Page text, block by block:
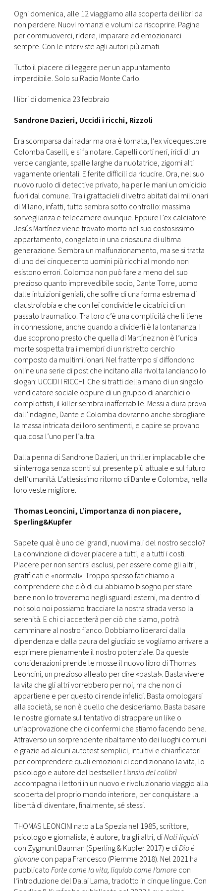
Ogni domenica, alle 12 viaggiamo alla scoperta dei libri da
non perdere. Nuovi romanzi e volumi da riscoprire. Pagine
per commuoverci, ridere, imparare ed emozionarci
sempre. Con le interviste agli autori più amati.
Tutto il piacere di leggere per un appuntamento
imperdibile. Solo su Radio Monte Carlo.
I libri di domenica 23 febbraio
Sandrone Dazieri, Uccidi i ricchi, Rizzoli
Era scomparsa dai radar ma ora è tornata, l’ex vicequestore
Colomba Caselli, e si fa notare. Capelli corti neri, iridi di un
verde cangiante, spalle larghe da nuotatrice, zigomi alti
vagamente orientali. E ferite difficili da ricucire. Ora, nel suo
nuovo ruolo di detective privato, ha per le mani un omicidio
fuori dal comune. Tra i grattacieli di vetro abitati dai milionari
di Milano, infatti, tutto sembra sotto controllo: massima
sorveglianza e telecamere ovunque. Eppure l’ex calciatore
Jesús Martínez viene trovato morto nel suo costosissimo
appartamento, congelato in una criosauna di ultima
generazione. Sembra un malfunzionamento, ma se si tratta
di uno dei cinquecento uomini più ricchi al mondo non
esistono errori. Colomba non può fare a meno del suo
prezioso quanto imprevedibile socio, Dante Torre, uomo
dalle intuizioni geniali, che soffre di una forma estrema di
claustrofobia e che con lei condivide le cicatrici di un
passato traumatico. Tra loro c’è una complicità che li tiene
in connessione, anche quando a dividerli è la lontananza. I
due scoprono presto che quella di Martínez non è l’unica
morte sospetta tra i membri di un ristretto cerchio
composto da multimilionari. Nel frattempo si diffondono
online una serie di post che incitano alla rivolta lanciando lo
slogan: UCCIDI I RICCHI. Che si tratti della mano di un singolo
vendicatore sociale oppure di un gruppo di anarchici o
complottisti, il killer sembra inafferrabile. Messi a dura prova
dall’indagine, Dante e Colomba dovranno anche sbrogliare
la massa intricata dei loro sentimenti, e capire se provano
qualcosa l’uno per l’altra.
Dalla penna di Sandrone Dazieri, un thriller implacabile che
si interroga senza sconti sul presente più attuale e sul futuro
dell’umanità. L’attesissimo ritorno di Dante e Colomba, nella
loro veste migliore.
Thomas Leoncini, L’importanza di non piacere,
Sperling&Kupfer
Sapete qual è uno dei grandi, nuovi mali del nostro secolo?
La convinzione di dover piacere a tutti, e a tutti i costi.
Piacere per non sentirsi esclusi, per essere come gli altri,
gratificati e «normali». Troppo spesso fatichiamo a
comprendere che ciò di cui abbiamo bisogno per stare
bene non lo troveremo negli sguardi esterni, ma dentro di
noi: solo noi possiamo tracciare la nostra strada verso la
serenità. E chi ci accetterà per ciò che siamo, potrà
camminare al nostro fianco. Dobbiamo liberarci dalla
dipendenza e dalla paura del giudizio se vogliamo arrivare a
esprimere pienamente il nostro potenziale. Da queste
considerazioni prende le mosse il nuovo libro di Thomas
Leoncini, un prezioso alleato per dire «basta!». Basta vivere
la vita che gli altri vorrebbero per noi, ma che non ci
appartiene e per questo ci rende infelici. Basta omologarsi
alla società, se non è quello che desideriamo. Basta basare
le nostre giornate sul tentativo di strappare un like o
un’approvazione che ci confermi che stiamo facendo bene.
Attraverso un sorprendente ribaltamento dei luoghi comuni
e grazie ad alcuni autotest semplici, intuitivi e chiarificatori
per comprendere quali emozioni ci condizionano la vita, lo
psicologo e autore del bestsellerL’ansia del colibrì
accompagna i lettori in un nuovo e rivoluzionario viaggio alla
scoperta del proprio mondo interiore, per conquistare la
libertà di diventare, finalmente, sé stessi.
THOMAS LEONCINI nato a La Spezia nel 1985, scrittore,
psicologo e giornalista, è autore, tra gli altri, diNati liquidi
con Zygmunt Bauman (Sperling & Kupfer 2017) e diDio è
giovane con papa Francesco (Piemme 2018). Nel 2021 ha
pubblicatoForte come la vita, liquido come l’amore con
l’introduzione del Dalai Lama, tradotto in cinque lingue. Con